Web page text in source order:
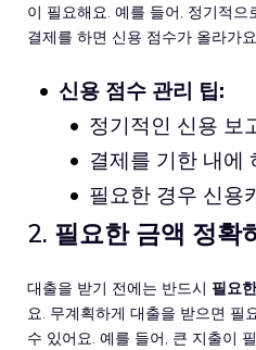
이 필요해요. 예를 들어, 정기적
결제를 하면 신용 점수가 올라가
신용 점수 관리 팁:
정기적인 신용 보
결제를 기한 내에
필요한 경우 신용
2. 필요한 금액 정확
대출을 받기 전에는 반드시 필요
요. 무계획하게 대출을 받으면 필
수 있어요. 예를 들어, 큰 지출이